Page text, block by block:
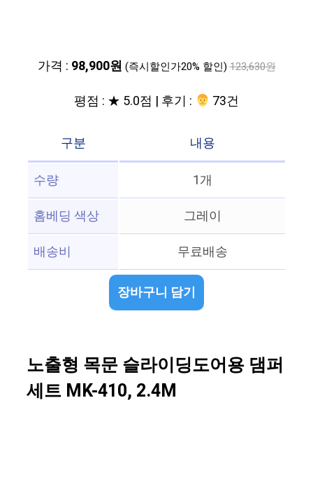
가격 : 98,900원 (즉시할인가20% 할인) 123,630원
평점 : ★ 5.0점 | 후기 : ‍‍ 73건
구분
내용
수량
1개
홈베딩 색상
그레이
배송비
무료배송
장바구니 담기
노출형 목문 슬라이딩도어용 댐퍼
세트 MK-410, 2.4M